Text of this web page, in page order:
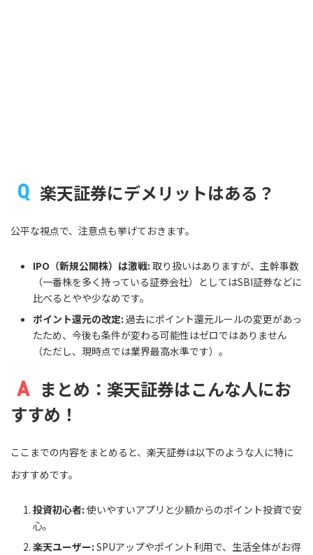
楽天証券にデメリットはある？
公平な視点で、注意点も挙げておきます。
IPO（新規公開株）は激戦: 取り扱いはありますが、主幹事数
（一番株を多く持っている証券会社）としてはSBI証券などに
比べるとやや少なめです。
ポイント還元の改定: 過去にポイント還元ルールの変更があっ
たため、今後も条件が変わる可能性はゼロではありません
（ただし、現時点では業界最高水準です）。
まとめ：楽天証券はこんな人にお
すすめ！
ここまでの内容をまとめると、楽天証券は以下のような人に特に
おすすめです。
投資初心者: 使いやすいアプリと少額からのポイント投資で安
心。
楽天ユーザー: SPUアップやポイント利用で、生活全体がお得